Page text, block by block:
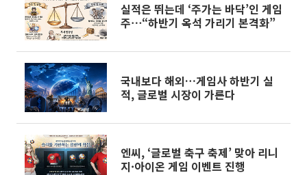
실적은 뛰는데 ‘주가는 바닥’인 게임
주⋯“하반기 옥석 가리기 본격화”
국내보다 해외…게임사 하반기 실
적, 글로벌 시장이 가른다
엔씨, ‘글로벌 축구 축제’ 맞아 리니
지·아이온 게임 이벤트 진행